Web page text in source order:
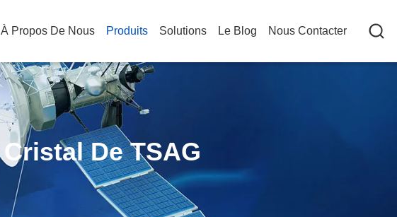
À Propos De Nous Produits Solutions Le Blog Nous Contacter
Cristal De TSAG